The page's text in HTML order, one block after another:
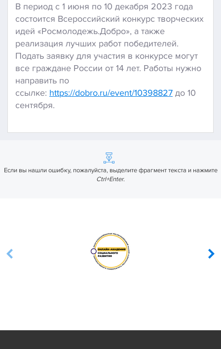
В период с 1 июня по 10 декабря 2023 года
состоится Всероссийский конкурс творческих
идей «Росмолодежь.Добро», а также
реализация лучших работ победителей.
Подать заявку для участия в конкурсе могут
все граждане России от 14 лет. Работы нужно
направить по
ссылке: https://dobro.ru/event/10398827 до 10
сентября.
Если вы нашли ошибку, пожалуйста, выделите фрагмент текста и нажмите
Ctrl+Enter.